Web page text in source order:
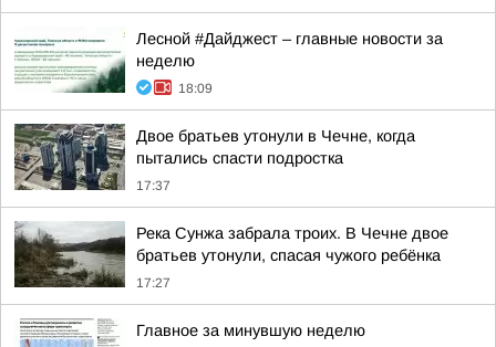
Лесной #Дайджест – главные новости за
неделю
18:09
Двое братьев утонули в Чечне, когда
пытались спасти подростка
17:37
Река Сунжа забрала троих. В Чечне двое
братьев утонули, спасая чужого ребёнка
17:27
Главное за минувшую неделю